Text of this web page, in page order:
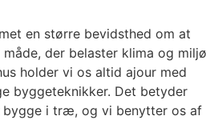
en større bevidsthed om at
der belaster klima og miljø
holder vi os altid ajour med
byggeteknikker. Det betyder
i træ, og vi benytter os af